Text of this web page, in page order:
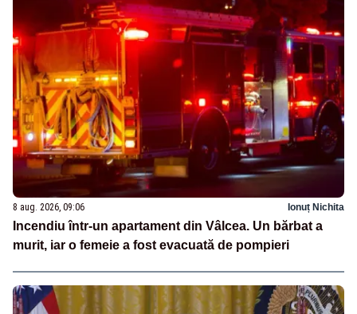
8 aug. 2026, 09:06 Ionuț Nichita
Incendiu într-un apartament din Vâlcea. Un bărbat a
murit, iar o femeie a fost evacuată de pompieri